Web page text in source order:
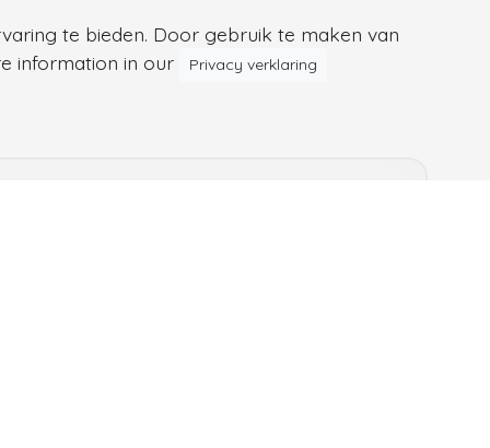
te bieden. Door gebruik te maken van
information in our
Privacy verklaring